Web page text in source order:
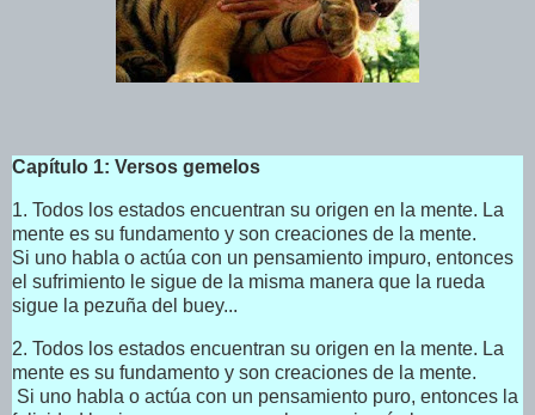
Capítulo 1: Versos gemelos
1. Todos los estados encuentran su origen en la mente. La
mente es su fundamento y son creaciones de la mente.
Si uno habla o actúa con un pensamiento impuro, entonces
el sufrimiento le sigue de la misma manera que la rueda
sigue la pezuña del buey...
2. Todos los estados encuentran su origen en la mente. La
mente es su fundamento y son creaciones de la mente.
Si uno habla o actúa con un pensamiento puro, entonces la